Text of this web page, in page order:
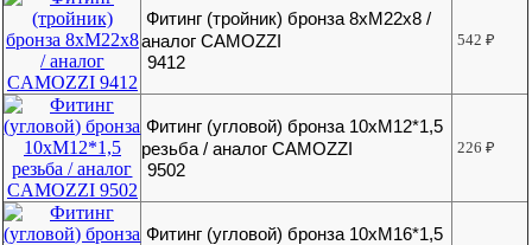
Фитинг (тройник) бронза 8хМ22х8 /
аналог CAMOZZI
9412
542₽
Фитинг (угловой) бронза 10хМ12*1,5
резьба / аналог CAMOZZI
9502
226₽
Фитинг (угловой) бронза 10хМ16*1,5